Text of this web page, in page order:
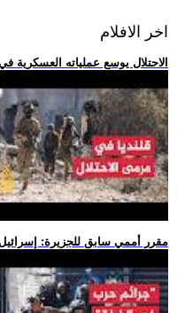
اخر الافلام
.. الاحتلال يوسع عملياته
.. مقرر أممي سابق للجزيرة: